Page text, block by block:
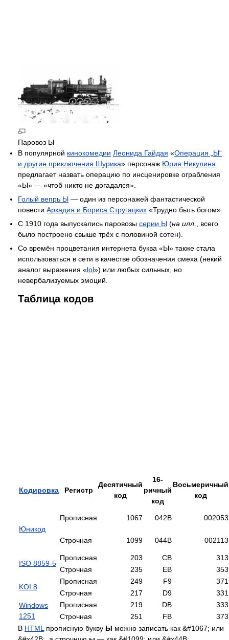
Паровоз Ы
В популярной кинокомедии Леонида Гайдая «Операция „Ы“
и другие приключения Шурика» персонаж Юрия Никулина
предлагает назвать операцию по инсценировке ограбления
«Ы» — «чтоб никто не догадался».
Голый вепрь Ы — один из персонажей фантастической
повести Аркадия и Бориса Стругацких «Трудно быть богом».
С 1910 года выпускались паровозы серии Ы (на илл ., всего
было построено свыше трёх с половиной сотен).
Со времён процветания интернета буква «Ы» также стала
использоваться в сети в качестве обозначения смеха (некий
аналог выражения «lol») или любых сильных, но
невербализуемых эмоций.
Таблица кодов
Кодировка Регистр
Десятичный
код
16-
ричный
код
Восьмеричный
код
Юникод
Прописная 1067 042B 002053
Строчная 1099 044B 002113
ISO 8859-5
Прописная 203 CB
313
Строчная
235 EB 353
KOI 8
Прописная 249 F9
371
Строчная
217 D9
331
Windows
1251
Прописная 219 DB
333
Строчная
251 FB
373
В HTML прописную букву Ы можно записать как &#1067; или